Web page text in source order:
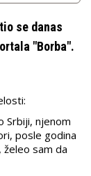
se danas
"Borba".
Srbiji, njenom
posle godina
sam da